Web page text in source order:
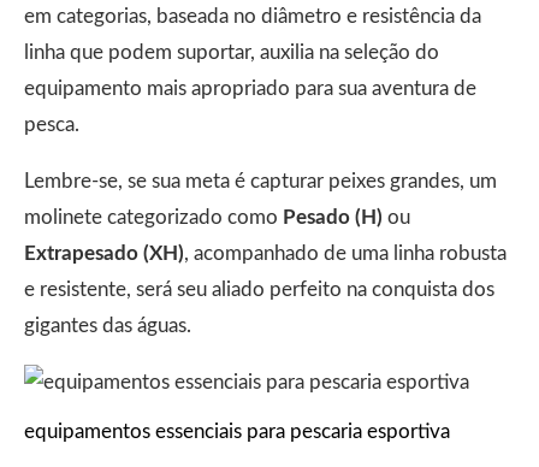
em categorias, baseada no diâmetro e resistência da
linha que podem suportar, auxilia na seleção do
equipamento mais apropriado para sua aventura de
pesca.
Lembre-se, se sua meta é capturar peixes grandes, um
molinete categorizado como Pesado (H) ou
Extrapesado (XH), acompanhado de uma linha robusta
e resistente, será seu aliado perfeito na conquista dos
gigantes das águas.
equipamentos essenciais para pescaria esportiva